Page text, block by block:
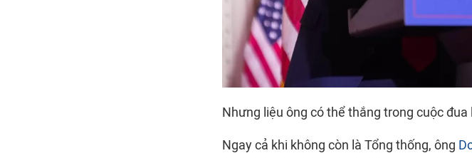
Nhưng liệu ông có thể thắng trong cuộc đua
Ngay cả khi không còn là Tổng thống, ông